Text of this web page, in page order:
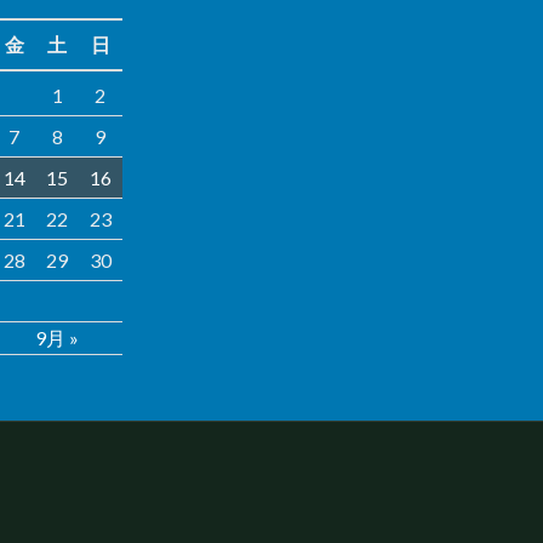
金 土 日
1
2
7
8
9
14
15
16
21
22
23
28
29 30
9月 »